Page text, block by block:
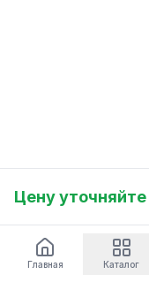
Цену уточняйте
Главная Каталог